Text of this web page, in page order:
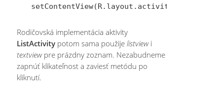
Rodičovská implementácia aktivity
ListActivity potom sama použijelistviewi
textviewpre prázdny zoznam. Nezabudneme
zapnúť klikateľnost a zaviesť metódu po
kliknutí.